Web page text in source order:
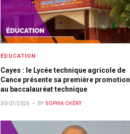
ÉDUCATION
Cayes : le Lycée technique agricole de
Cance présente sa première promotion
au baccalauréat technique
30/07/2026 BY SOPHIA CHÉRY